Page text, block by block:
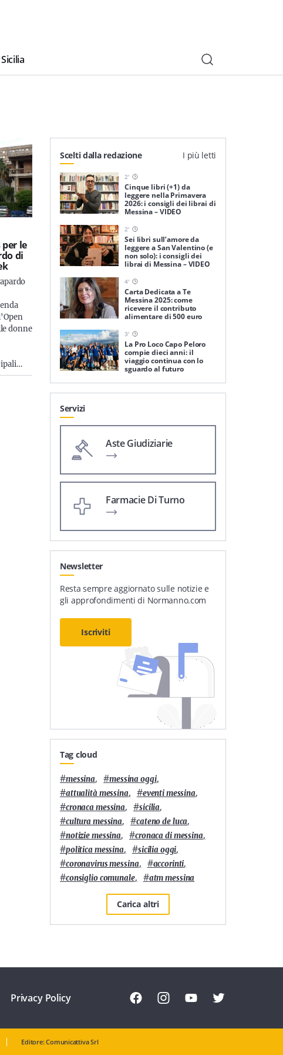
Sicilia
le
di
donne
Scelti dalla redazione I più letti
2'
Cinque libri (+1) da
leggere nella Primavera
2026: i consigli dei librai di
Messina – VIDEO
2'
Sei libri sull’amore da
leggere a San Valentino (e
non solo): i consigli dei
librai di Messina – VIDEO
4'
Carta Dedicata a Te
Messina 2025: come
ricevere il contributo
alimentare di 500 euro
3'
La Pro Loco Capo Peloro
compie dieci anni: il
viaggio continua con lo
sguardo al futuro
Servizi
Aste Giudiziarie
Farmacie Di Turno
Newsletter
Resta sempre aggiornato sulle notizie e
gli approfondimenti di Normanno.com
Iscriviti
Tag cloud
#messina, #messina oggi,
#attualità messina, #eventi messina,
#cronaca messina, #sicilia,
#cultura messina, #cateno de luca,
#notizie messina, #cronaca di messina,
#politica messina, #sicilia oggi,
#coronavirus messina, #accorinti,
#consiglio comunale, #atm messina
Carica altri
Privacy Policy
Editore: Comunicattiva Srl